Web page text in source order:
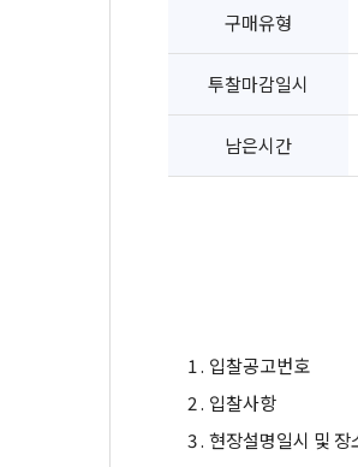
구매유형
투찰마감일시
남은시간
1 . 입찰공고번호
2 . 입찰사항
3 . 현장설명일시 및 장